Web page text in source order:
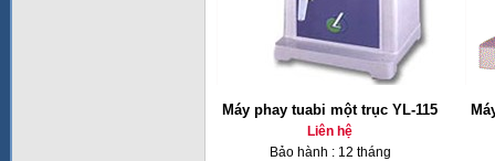
Máy phay tuabi một trục YL-115
Liên hệ
Bảo hành : 12 tháng